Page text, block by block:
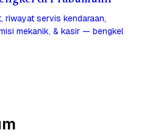
riwayat servis kendaraan,
mekanik, & kasir — bengkel